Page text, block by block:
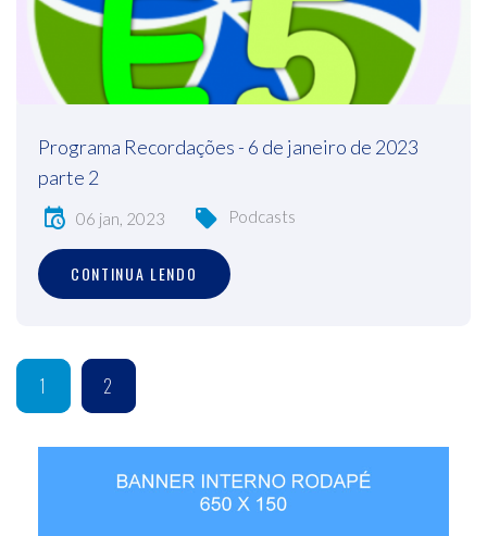
Programa Recordações - 6 de janeiro de 2023
parte 2
06 jan, 2023 Podcasts
CONTINUA LENDO
1 2